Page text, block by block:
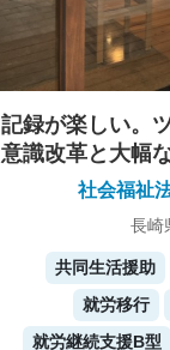
記録が楽しい。
意識改革と大幅
社会福祉
長崎
共同生活援助
就労移行
就労継続支援B型